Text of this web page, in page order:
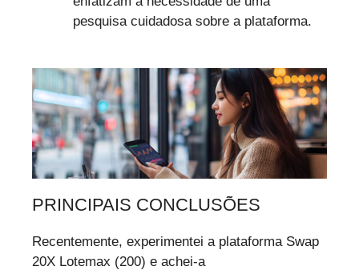
pesquisa cuidadosa sobre a plataforma.
PRINCIPAIS CONCLUSÕES
Recentemente, experimentei a plataforma Swap
20X Lotemax (200) e achei-a